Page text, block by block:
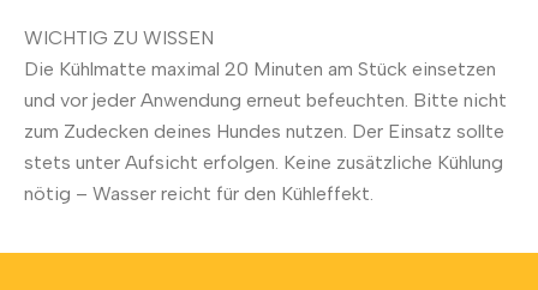
WICHTIG ZU WISSEN
Die Kühlmatte maximal 20 Minuten am Stück einsetzen
und vor jeder Anwendung erneut befeuchten. Bitte nicht
zum Zudecken deines Hundes nutzen. Der Einsatz sollte
stets unter Aufsicht erfolgen. Keine zusätzliche Kühlung
nötig – Wasser reicht für den Kühleffekt.